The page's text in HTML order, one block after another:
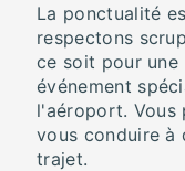
La ponctualité
respectons
ce soit pour une
événement
l'aéroport. Vous
vous conduire à
trajet.